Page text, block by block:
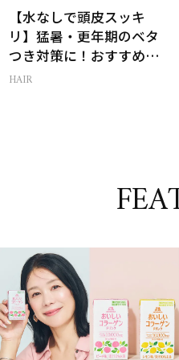
【水なしで頭皮スッキ
リ】猛暑・更年期のベタ
つき対策に！おすすめ最
新ドライシャンプー4選
HAIR